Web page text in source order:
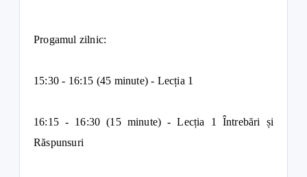
Progamul zilnic:
15:30 - 16:15 (45 minute) - Lecția 1
16:15 - 16:30 (15 minute) - Lecția 1 Întrebări și
Răspunsuri